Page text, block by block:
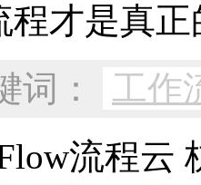
程才是真
词：
工作
流程云